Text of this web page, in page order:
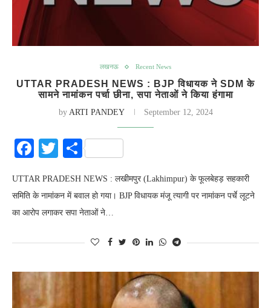
लखनऊ Recent News
UTTAR PRADESH NEWS : BJP विधायक ने SDM के
सामने नामांकन पर्चा छीना, सपा नेताओं ने किया हंगामा
by ARTI PANDEY September 12, 2024
Facebook
Twitter
Share
UTTAR PRADESH NEWS : लखीमपुर (Lakhimpur) के फूलबेहड़ सहकारी
समिति के नामांकन में बवाल हो गया। BJP विधायक मंजू त्यागी पर नामांकन पर्चे लूटने
का आरोप लगाकर सपा नेताओं ने…